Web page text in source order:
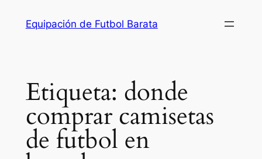
Equipación de Futbol Barata
Etiqueta: donde
comprar camisetas
de futbol en